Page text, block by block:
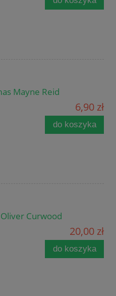
Mayne Reid
6,90 zł
do koszyka
Curwood
20,00 zł
do koszyka